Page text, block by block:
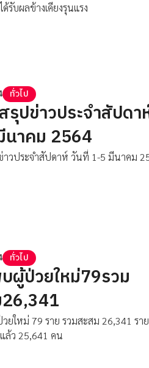
รับผลข้างเคียงรุนแรง
ทั่วไป
รุปข่าวประจำสัปด
าคม 2564
าวประจำสัปดาห์ วันที่ 1-5 มีนาคม
ทั่วไป
ผู้ป่วยใหม่79รวม
ยใหม่ 79 ราย รวมสะสม 26,341 รา
ล้ว 25,641 คน